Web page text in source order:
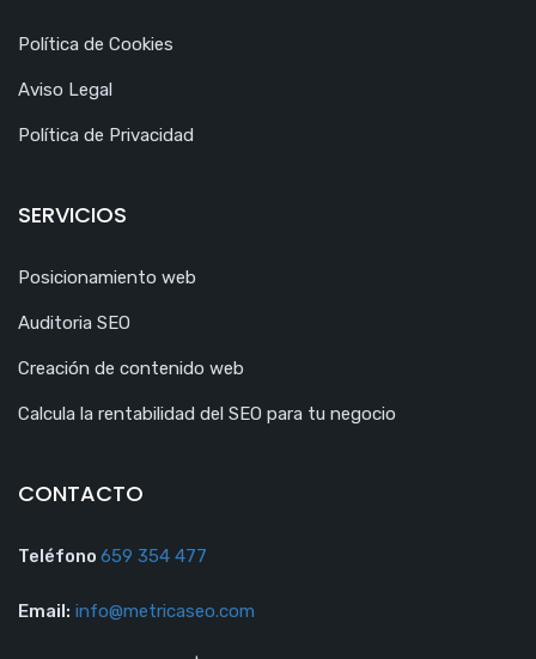
Política de Cookies
Aviso Legal
Política de Privacidad
SERVICIOS
Posicionamiento web
Auditoria SEO
Creación de contenido web
Calcula la rentabilidad del SEO para tu negocio
CONTACTO
Teléfono 659 354 477
Email: info@metricaseo.com